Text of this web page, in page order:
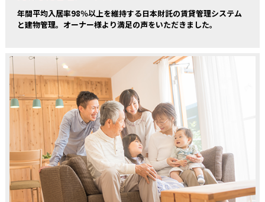
年間平均入居率98％以上を維持する日本財託の賃貸管理システム
と建物管理。オーナー様より満足の声をいただきました。